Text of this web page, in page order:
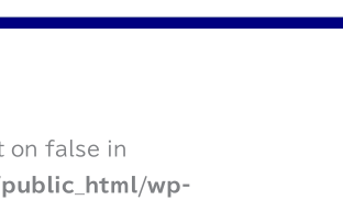
on false in
wp-